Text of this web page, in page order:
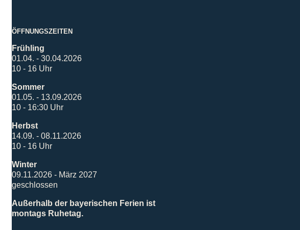
ÖFFNUNGSZEITEN
Frühling
01.04. - 30.04.2026
10 - 16 Uhr
Sommer
01.05. - 13.09.2026
10 - 16:30 Uhr
Herbst
14.09. - 08.11.2026
10 - 16 Uhr
Winter
09.11.2026 - März 2027
geschlossen
Außerhalb der bayerischen Ferien ist
montags Ruhetag.